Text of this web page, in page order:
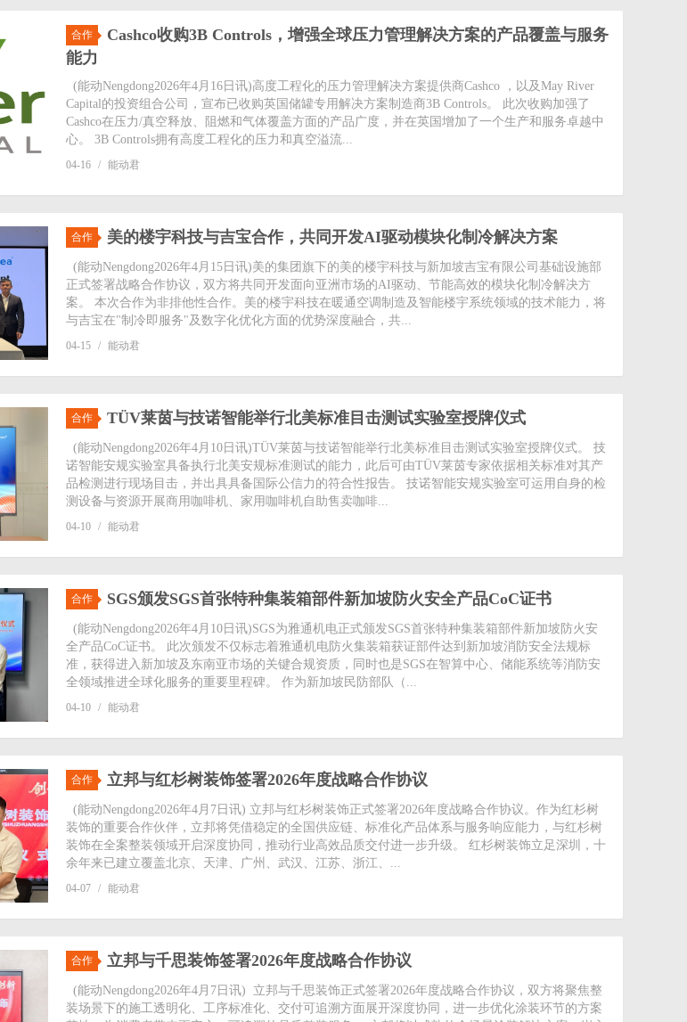
合作
Cashco收购3B Controls，增强全球压力管理解决方案的产品覆盖与服务
能力
(能动Nengdong2026年4月16日讯)高度工程化的压力管理解决方案提供商Cashco ，以及May River
Capital的投资组合公司，宣布已收购英国储罐专用解决方案制造商3B Controls。 此次收购加强了
Cashco在压力/真空释放、阻燃和气体覆盖方面的产品广度，并在英国增加了一个生产和服务卓越中
心。 3B Controls拥有高度工程化的压力和真空溢流...
04-16 / 能动君
合作 美的楼宇科技与吉宝合作，共同开发AI驱动模块化制冷解决方案
(能动Nengdong2026年4月15日讯)美的集团旗下的美的楼宇科技与新加坡吉宝有限公司基础设施部
正式签署战略合作协议，双方将共同开发面向亚洲市场的AI驱动、节能高效的模块化制冷解决方
案。 本次合作为非排他性合作。美的楼宇科技在暖通空调制造及智能楼宇系统领域的技术能力，将
与吉宝在"制冷即服务"及数字化优化方面的优势深度融合，共...
04-15 / 能动君
合作 TÜV莱茵与技诺智能举行北美标准目击测试实验室授牌仪式
(能动Nengdong2026年4月10日讯)TÜV莱茵与技诺智能举行北美标准目击测试实验室授牌仪式。 技
诺智能安规实验室具备执行北美安规标准测试的能力，此后可由TÜV莱茵专家依据相关标准对其产
品检测进行现场目击，并出具具备国际公信力的符合性报告。 技诺智能安规实验室可运用自身的检
测设备与资源开展商用咖啡机、家用咖啡机自助售卖咖啡...
04-10 / 能动君
合作 SGS颁发SGS首张特种集装箱部件新加坡防火安全产品CoC证书
(能动Nengdong2026年4月10日讯)SGS为雅通机电正式颁发SGS首张特种集装箱部件新加坡防火安
全产品CoC证书。 此次颁发不仅标志着雅通机电防火集装箱获证部件达到新加坡消防安全法规标
准，获得进入新加坡及东南亚市场的关键合规资质，同时也是SGS在智算中心、储能系统等消防安
全领域推进全球化服务的重要里程碑。 作为新加坡民防部队（...
04-10 / 能动君
合作 立邦与红杉树装饰签署2026年度战略合作协议
(能动Nengdong2026年4月7日讯) 立邦与红杉树装饰正式签署2026年度战略合作协议。作为红杉树
装饰的重要合作伙伴，立邦将凭借稳定的全国供应链、标准化产品体系与服务响应能力，与红杉树
装饰在全案整装领域开启深度协同，推动行业高效品质交付进一步升级。 红杉树装饰立足深圳，十
余年来已建立覆盖北京、天津、广州、武汉、江苏、浙江、...
04-07 / 能动君
合作 立邦与千思装饰签署2026年度战略合作协议
(能动Nengdong2026年4月7日讯) 立邦与千思装饰正式签署2026年度战略合作协议，双方将聚焦整
装场景下的施工透明化、工序标准化、交付可追溯方面展开深度协同，进一步优化涂装环节的方案